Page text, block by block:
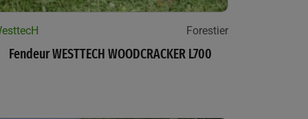
Forestier
Fendeur WESTTECH WOODCRACKER L700